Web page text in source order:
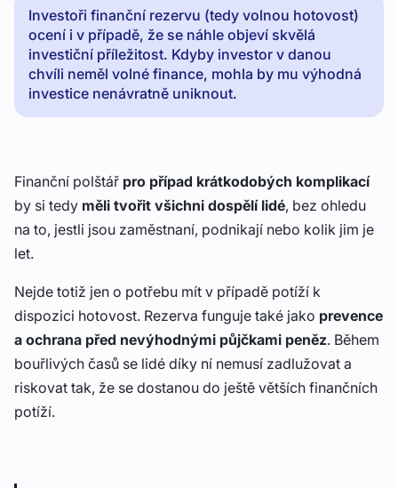
Investoři finanční rezervu (tedy volnou hotovost)
ocení i v případě, že se náhle objeví skvělá
investiční příležitost. Kdyby investor v danou
chvíli neměl volné finance, mohla by mu výhodná
investice nenávratně uniknout.
Finanční polštář pro případ krátkodobých komplikací
by si tedy měli tvořit všichni dospělí lidé, bez ohledu
na to, jestli jsou zaměstnaní, podnikají nebo kolik jim je
let.
Nejde totiž jen o potřebu mít v případě potíží k
dispozici hotovost. Rezerva funguje také jako prevence
a ochrana před nevýhodnými půjčkami peněz. Během
bouřlivých časů se lidé díky ní nemusí zadlužovat a
riskovat tak, že se dostanou do ještě větších finančních
potíží.